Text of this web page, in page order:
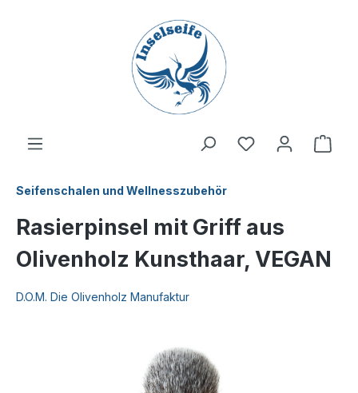
Seifenschalen und Wellnesszubehör
Rasierpinsel mit Griff aus
Olivenholz Kunsthaar, VEGAN
D.O.M. Die Olivenholz Manufaktur